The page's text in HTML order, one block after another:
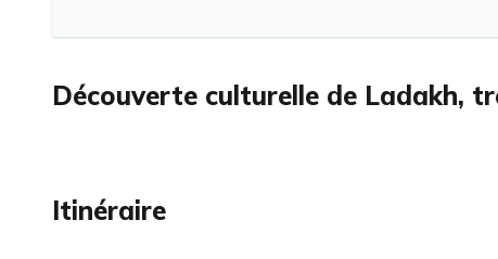
Découverte culturelle de Ladakh,
Itinéraire